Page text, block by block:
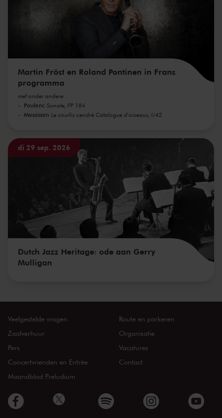
Martin Fröst en Roland Pontinen in Frans
programma
met onder andere
Poulenc Sonate, FP 184
Messiaen Le courlis cendré Catalogue d'oiseaux, I/42
di 29 sep. 2026
Dutch Jazz Heritage: ode aan Gerry
Mulligan
Veelgestelde vragen
Zaalverhuur
Pers
Concertvrienden en Entrée
Maandblad Preludium
Route en parkeren
Organisatie
Vacatures
Contact